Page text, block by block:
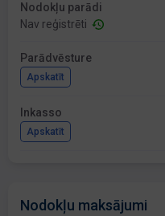
Nodokļu parādi
Nav reģistrēti
Parādvēsture
Apskatīt
Inkasso
Apskatīt
Nodokļu maksājumi